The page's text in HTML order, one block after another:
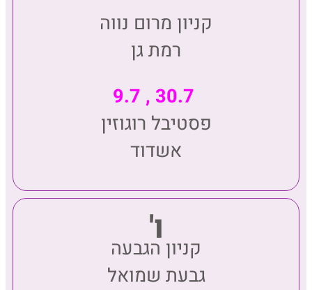
קניון מרום נווה
רמת גן
פסטיבל רוגוזין
אשדוד
ו'
קניון הגבעה
גבעת שמואל